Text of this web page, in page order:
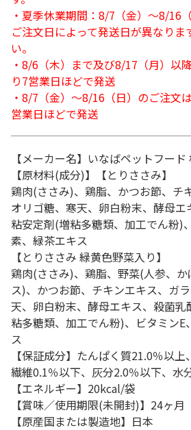
・夏季休業期間：8/7（金）～8/16（
ご注文日によって発送日が異なりま
い。
・8/6（木）まで及び8/17（月）以
り7営業日ほどで発送
・8/7（金）～8/16（日）のご注文
営業日ほどで発送
【メーカー名】いなばペットフード
【原材料(成分)】【とりささみ】
鶏肉(ささみ)、鶏脂、かつお節、チ
オリゴ糖、寒天、卵白粉末、酵母
粘安定剤(増粘多糖類、加工でん粉)
素、緑茶エキス
【とりささみ 緑黄色野菜入り】
鶏肉(ささみ)、鶏脂、野菜(人参、
ス)、かつお節、チキンエキス、ガ
天、卵白粉末、酵母エキス、殺菌
粘多糖類、加工でん粉)、ビタミンE
ス
【保証成分】たんぱく質21.0％以
繊維0.1％以下、灰分2.0％以下、水
【エネルギー】20kcal/袋
【賞味／使用期限(未開封)】24ヶ月
【原産国または製造地】日本